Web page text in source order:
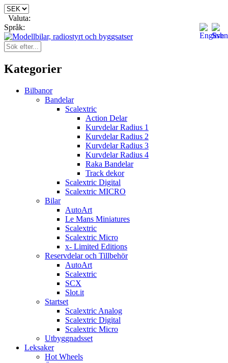
Valuta:
Språk:
Kategorier
Bilbanor
Bandelar
Scalextric
Action Delar
Kurvdelar Radius 1
Kurvdelar Radius 2
Kurvdelar Radius 3
Kurvdelar Radius 4
Raka Bandelar
Track dekor
Scalextric Digital
Scalextric MICRO
Bilar
AutoArt
Le Mans Miniatures
Scalextric
Scalextric Micro
x- Limited Editions
Reservdelar och Tillbehör
AutoArt
Scalextric
SCX
Slot.it
Startset
Scalextric Analog
Scalextric Digital
Scalextric Micro
Utbyggnadsset
Leksaker
Hot Wheels